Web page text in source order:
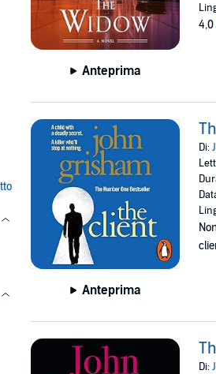
Anteprima
4,0
Anteprima
Di:
Di: